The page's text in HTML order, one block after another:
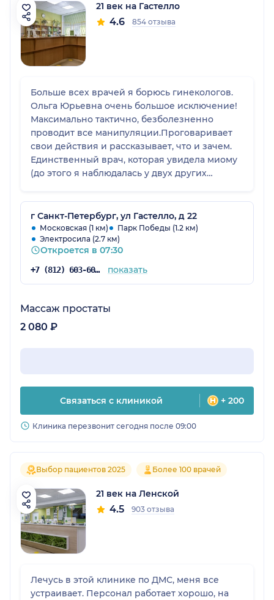
21 век на Гастелло
4.6 854 отзыва
Больше всех врачей я борюсь гинекологов.
Ольга Юрьевна очень большое исключение!
Максимально тактично, безболезненно
проводит все манипуляции.Проговаривает
свои действия и рассказывает, что и зачем.
Единственный врач, которая увидела миому
(до этого я наблюдалась у двух других
Провели лечение, перед планированием
беременности. В беременность не было
никаких проблем. Однозначно я еще
вернусь!
г Санкт-Петербург, ул Гастелло, д 22
Московская (1 км)
Парк Победы (1.2 км)
Электросила (2.7 км)
Откроется в 07:30
+7 (812) 603-60-42 показать
Массаж простаты
2 080 ₽
Связаться с клиникой + 200
Клиника перезвонит сегодня после 09:00
Выбор пациентов 2025 Более 100 врачей
21 век на Ленской
4.5 903 отзыва
Лечусь в этой клинике по ДМС, меня все
устраивает. Персонал работает хорошо, на